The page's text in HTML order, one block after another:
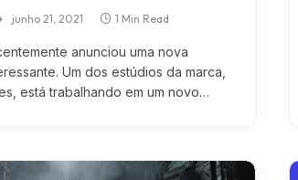
junho 21, 2021 1 Min Read
anunciou uma nova
Um dos estúdios da marca,
está trabalhando em um novo…